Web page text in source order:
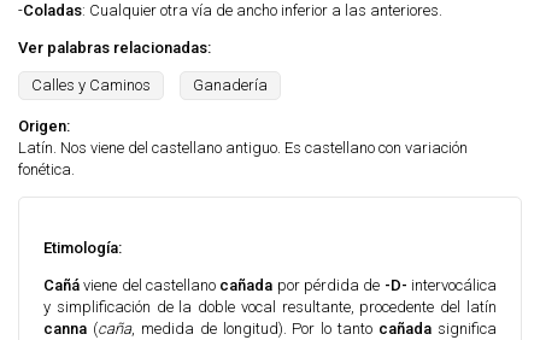
-Coladas: Cualquier otra vía de ancho inferior a las anteriores.
Ver palabras relacionadas:
Calles y Caminos Ganadería
Origen:
Latín. Nos viene del castellano antiguo. Es castellano con variación
fonética.
Etimología:
Cañáviene del castellano cañada por pérdida de -D- intervocálica
y simplificación de la doble vocal resultante, procedente del latín
canna (caña, medida de longitud). Por lo tanto cañada significa